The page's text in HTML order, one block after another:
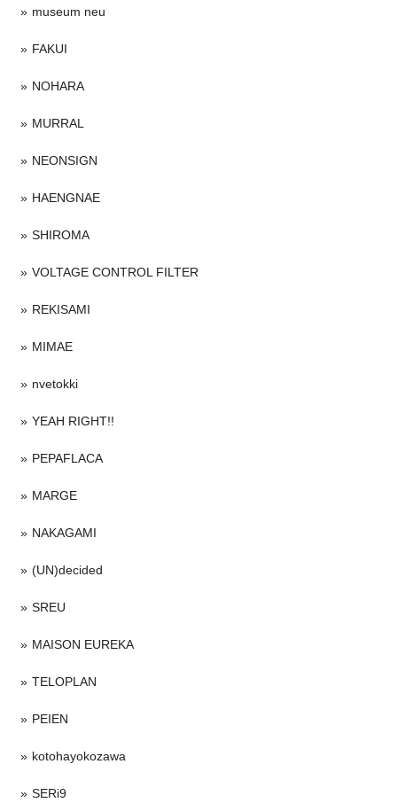
museum neu
FAKUI
NOHARA
MURRAL
NEONSIGN
HAENGNAE
SHIROMA
VOLTAGE CONTROL FILTER
REKISAMI
MIMAE
nvetokki
YEAH RIGHT!!
PEPAFLACA
MARGE
NAKAGAMI
(UN)decided
SREU
MAISON EUREKA
TELOPLAN
PEIEN
kotohayokozawa
SERi9